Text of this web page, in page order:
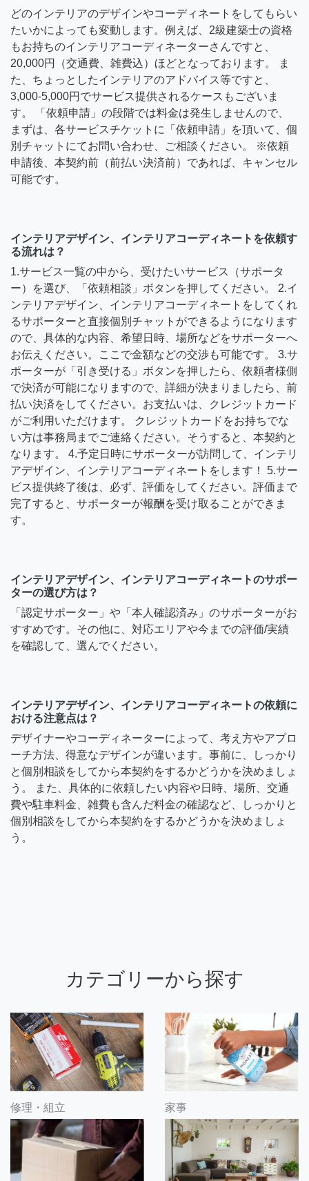
どのインテリアのデザインやコーディネートをしてもらい
たいかによっても変動します。例えば、2級建築士の資格
もお持ちのインテリアコーディネーターさんですと、
20,000円（交通費、雑費込）ほどとなっております。 ま
た、ちょっとしたインテリアのアドバイス等ですと、
3,000-5,000円でサービス提供されるケースもございま
す。 「依頼申請」の段階では料金は発生しませんので、
まずは、各サービスチケットに「依頼申請」を頂いて、個
別チャットにてお問い合わせ、ご相談ください。 ※依頼
申請後、本契約前（前払い決済前）であれば、キャンセル
可能です。
インテリアデザイン、インテリアコーディネートを依頼す
る流れは？
1.サービス一覧の中から、受けたいサービス（サポータ
ー）を選び、「依頼相談」ボタンを押してください。 2.イ
ンテリアデザイン、インテリアコーディネートをしてくれ
るサポーターと直接個別チャットができるようになります
ので、具体的な内容、希望日時、場所などをサポーターへ
お伝えください。ここで金額などの交渉も可能です。 3.サ
ポーターが「引き受ける」ボタンを押したら、依頼者様側
で決済が可能になりますので、詳細が決まりましたら、前
払い決済をしてください。お支払いは、クレジットカード
がご利用いただけます。 クレジットカードをお持ちでな
い方は事務局までご連絡ください。そうすると、本契約と
なります。 4.予定日時にサポーターが訪問して、インテリ
アデザイン、インテリアコーディネートをします！ 5.サー
ビス提供終了後は、必ず、評価をしてください。評価まで
完了すると、サポーターが報酬を受け取ることができま
す。
インテリアデザイン、インテリアコーディネートのサポー
ターの選び方は？
「認定サポーター」や「本人確認済み」のサポーターがお
すすめです。その他に、対応エリアや今までの評価/実績
を確認して、選んでください。
インテリアデザイン、インテリアコーディネートの依頼に
おける注意点は？
デザイナーやコーディネーターによって、考え方やアプロ
ーチ方法、得意なデザインが違います。事前に、しっかり
と個別相談をしてから本契約をするかどうかを決めましょ
う。 また、具体的に依頼したい内容や日時、場所、交通
費や駐車料金、雑費も含んだ料金の確認など、しっかりと
個別相談をしてから本契約をするかどうかを決めましょ
う。
カテゴリーから探す
修理・組立 家事